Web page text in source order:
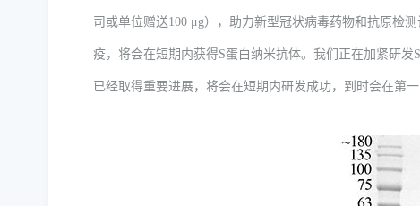
司或单位赠送100 μg），助力新型冠状病毒药物和抗原检
疫，将会在短期内获得S蛋白纳米抗体。我们正在加紧研发
已经取得重要进展，将会在短期内研发成功，到时会在第一